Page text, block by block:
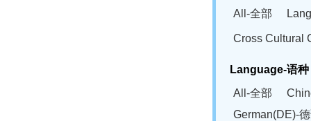
All-全部
Cross Cultural
Language-语种
All-全部
German(DE)-